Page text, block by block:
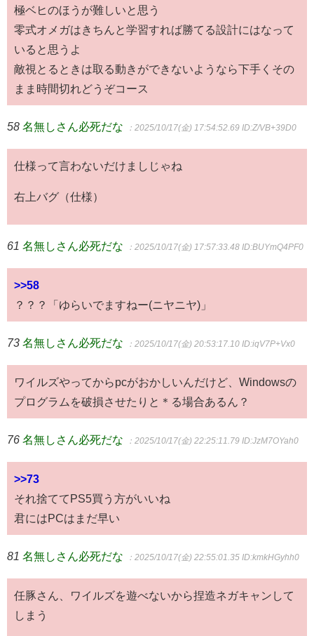
極ベヒのほうが難しいと思う
零式オメガはきちんと学習すれば勝てる設計にはなって
いると思うよ
敵視とるときは取る動きができないようなら下手くその
まま時間切れどうぞコース
58 名無しさん必死だな ：2025/10/17(金) 17:54:52.69 ID:Z/VB+39D0
仕様って言わないだけましじゃね
右上バグ（仕様）
61 名無しさん必死だな ：2025/10/17(金) 17:57:33.48 ID:BUYmQ4PF0
>>58
？？？「ゆらいでますねー(ニヤニヤ)」
73 名無しさん必死だな ：2025/10/17(金) 20:53:17.10 ID:iqV7P+Vx0
ワイルズやってからpcがおかしいんだけど、Windowsの
プログラムを破損させたりと＊る場合あるん？
76 名無しさん必死だな ：2025/10/17(金) 22:25:11.79 ID:JzM7OYah0
>>73
それ捨ててPS5買う方がいいね
君にはPCはまだ早い
81 名無しさん必死だな ：2025/10/17(金) 22:55:01.35 ID:kmkHGyhh0
任豚さん、ワイルズを遊べないから捏造ネガキャンして
しまう